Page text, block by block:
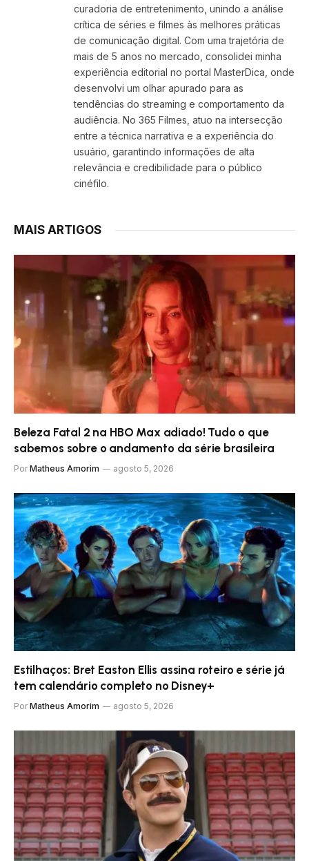
curadoria de entretenimento, unindo a análise
crítica de séries e filmes às melhores práticas
de comunicação digital. Com uma trajetória de
mais de 5 anos no mercado, consolidei minha
experiência editorial no portal MasterDica, onde
desenvolvi um olhar apurado para as
tendências do streaming e comportamento da
audiência. No 365 Filmes, atuo na intersecção
entre a técnica narrativa e a experiência do
usuário, garantindo informações de alta
relevância e credibilidade para o público
cinéfilo.
MAIS ARTIGOS
Beleza Fatal 2 na HBO Max adiado! Tudo o que
sabemos sobre o andamento da série brasileira
Por Matheus Amorim agosto 5, 2026
Estilhaços: Bret Easton Ellis assina roteiro e série já
tem calendário completo no Disney+
Por Matheus Amorim agosto 5, 2026